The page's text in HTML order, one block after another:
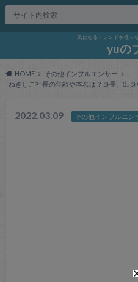
気になるトレンドを様々
yuの
HOME
その他インフルエンサー
ねぎしこ社長の年齢や本名は？身長、出
2022.03.09 その他インフルエン